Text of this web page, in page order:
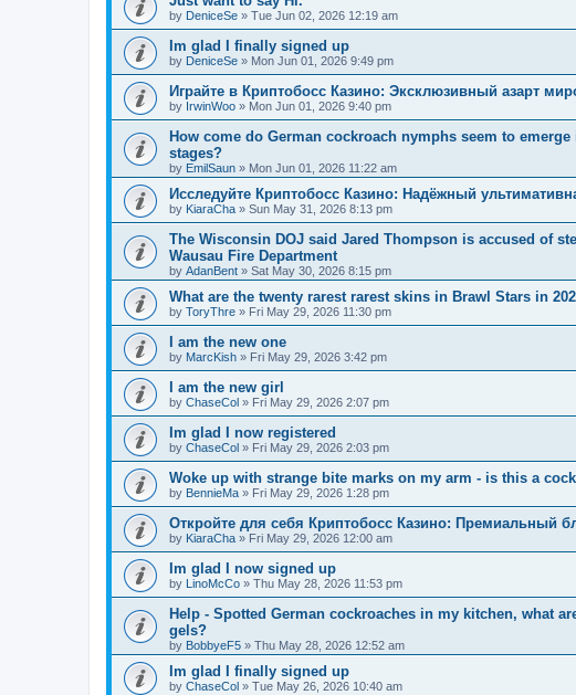
by DeniceSe » Tue Jun 02, 2026 12:19 am
Im glad I finally signed up
by DeniceSe » Mon Jun 01, 2026 9:49 pm
Играйте в Криптобосс Казино: Эксклюзивный азарт
by IrwinWoo » Mon Jun 01, 2026 9:40 pm
How come do German cockroach nymphs seem to
stages?
by EmilSaun » Mon Jun 01, 2026 11:22 am
Исследуйте Криптобосс Казино: Надёжный
by KiaraCha » Sun May 31, 2026 8:13 pm
The Wisconsin DOJ said Jared Thompson is accused of
Wausau Fire Department
by AdanBent » Sat May 30, 2026 8:15 pm
What are the twenty rarest rarest skins in Brawl Stars in
by ToryThre » Fri May 29, 2026 11:30 pm
I am the new one
by MarcKish » Fri May 29, 2026 3:42 pm
I am the new girl
by ChaseCol » Fri May 29, 2026 2:07 pm
Im glad I now registered
by ChaseCol » Fri May 29, 2026 2:03 pm
Woke up with strange bite marks on my arm - is this a
by BennieMa » Fri May 29, 2026 1:28 pm
Откройте для себя Криптобосс Казино: Премиальный
by KiaraCha » Fri May 29, 2026 12:00 am
Im glad I now signed up
by LinoMcCo » Thu May 28, 2026 11:53 pm
Help - Spotted German cockroaches in my kitchen, what
gels?
by BobbyeF5 » Thu May 28, 2026 12:52 am
Im glad I finally signed up
by ChaseCol » Tue May 26, 2026 10:40 am